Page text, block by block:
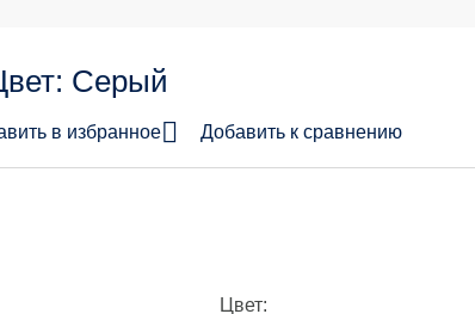
Серый
в избранное Добавить к сравнению
Цвет: